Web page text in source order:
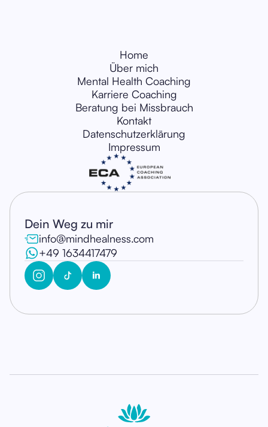
Home
Über mich
Mental Health Coaching
Karriere Coaching
Beratung bei Missbrauch
Kontakt
Datenschutzerklärung
Impressum
Dein Weg zu mir
info@mindhealness.com
+49 1634417479